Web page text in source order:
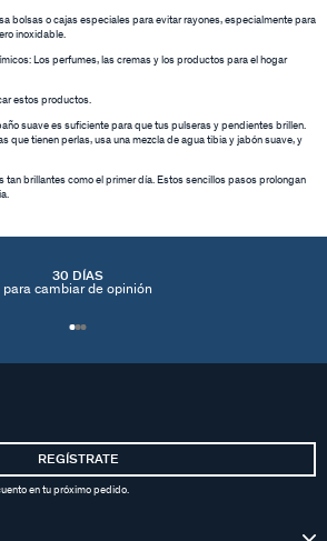
bolsas o cajas especiales para evitar rayones, especialmente para
inoxidable.
Los perfumes, las cremas y los productos para el hogar
estos productos.
suave es suficiente para que tus pulseras y pendientes brillen.
que tienen perlas, usa una mezcla de agua tibia y jabón suave, y
tan brillantes como el primer día. Estos sencillos pasos prolongan
30 DÍAS
para cambiar de opinión
REGÍSTRATE
en tu próximo pedido.